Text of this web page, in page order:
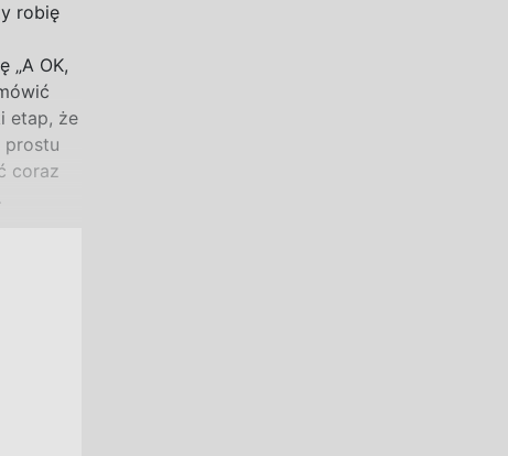
robię
„A OK,
etap, że
prostu
coraz